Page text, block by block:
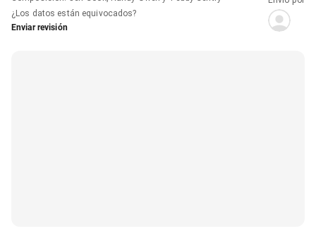
¿Los datos están equivocados?
Enviar revisión